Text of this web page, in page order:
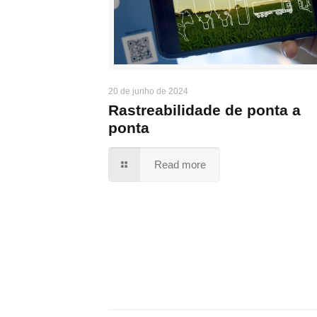
20 de junho de 2024
Rastreabilidade de ponta a
ponta
Read more